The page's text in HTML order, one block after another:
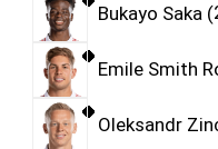
Bukayo Saka
Emile Smith
Oleksandr